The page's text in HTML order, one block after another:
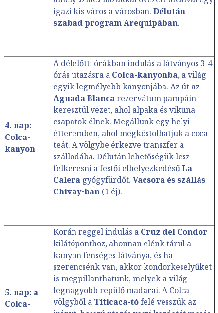
igazi kis város a városban. Délután
szabad program Arequipában.
4. nap:
Colca-
kanyon
A délelőtti órákban indulás a látványos 3-4
órás utazásra a Colca-kanyonba, a világ
egyik legmélyebb kanyonjába. Az út az
Aguada Blancarezervátum pampáin
keresztül vezet, ahol alpaka és vikuna
csapatok élnek. Megállunk egy helyi
étteremben, ahol megkóstolhatjuk a coca
teát. A völgybe érkezve transzfer a
szállodába. Délután lehetőségük lesz
felkeresni a festői elhelyezkedésűLa
Caleragyógyfürdőt. Vacsora és szállás
Chivay-ban(1 éj).
5. nap: a
Colca-
Korán reggel indulás a Cruz del Condor
kilátóponthoz, ahonnan elénk tárul a
kanyon fenséges látványa, és ha
szerencsénk van, akkor kondorkeselyűket
is megpillanthatunk, melyek a világ
legnagyobb repülő madarai. A Colca-
völgyből a Titicaca-tófelé vesszük az